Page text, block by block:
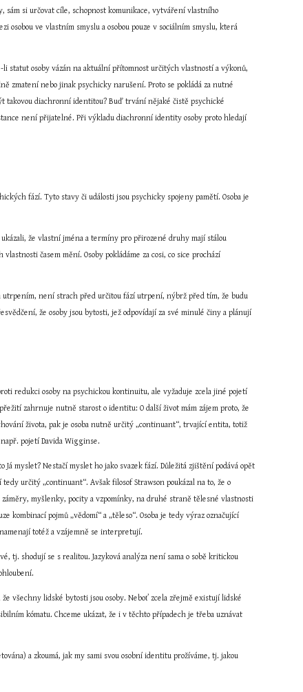
sám si určovat cíle, schopnost komunikace, vytváření vlastního
ve vlastním smyslu a osobou pouze v sociálním smyslu, která
li statut osoby vázán na aktuální přítomnost určitých vlastností a výkonů,
zmatení nebo jinak psychicky narušení. Proto se pokládá za nutné
takovou diachronní identitou? Buď trvání nějaké čistě psychické
není přijatelné. Při výkladu diachronní identity osoby proto hledají
fází. Tyto stavy či události jsou psychicky spojeny pamětí. Osoba je
že vlastní jména a termíny pro přirozené druhy mají stálou
časem mění. Osoby pokládáme za cosi, co sice prochází
utrpením, není strach před určitou fází utrpení, nýbrž před tím, že budu
že osoby jsou bytosti, jež odpovídají za své minulé činy a plánují
redukci osoby na psychickou kontinuitu, ale vyžaduje zcela jiné pojetí
zahrnuje nutně starost o identitu: O další život mám zájem proto, že
života, pak je osoba nutně určitý „continuant“, trvající entita, totiž
pojetí Davida Wigginse.
myslet? Nestačí myslet ho jako svazek fází. Důležitá zjištění podává opět
určitý „continuant“. Avšak filosof Strawson poukázal na to, že o
myšlenky, pocity a vzpomínky, na druhé straně tělesné vlastnosti
pojmů „vědomí“ a „těleso“. Osoba je tedy výraz označující
totéž a vzájemně se interpretují.
tj. shodují se s realitou. Jazyková analýza není sama o sobě kritickou
všechny lidské bytosti jsou osoby. Neboť zcela zřejmě existují lidské
kómatu. Chceme ukázat, že i v těchto případech je třeba uznávat
a zkoumá, jak my sami svou osobní identitu prožíváme, tj. jakou